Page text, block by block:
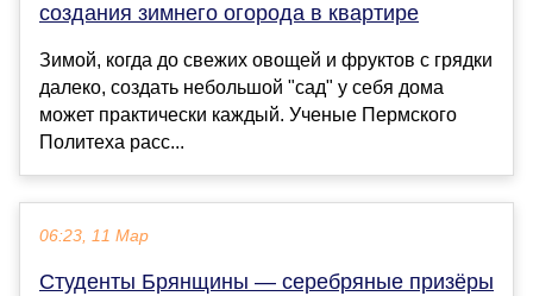
создания зимнего огорода в квартире
Зимой, когда до свежих овощей и фруктов с грядки
далеко, создать небольшой "сад" у себя дома
может практически каждый. Ученые Пермского
Политеха расс...
06:23, 11 Мар
Студенты Брянщины — серебряные призёры